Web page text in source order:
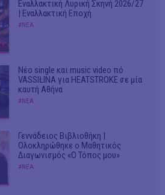
Εναλλακτική Λυρική Σκηνή 2026/27
| Εναλλακτική Εποχή
#ΝΕΑ
Νέο single και music video πό
VASSIŁINA για HEATSTROKE σε μία
καυτή Αθήνα
#ΝΕΑ
Γεννάδειος Βιβλιοθήκη |
Ολοκληρώθηκε ο Μαθητικός
Διαγωνισμός «Ο Τόπος μου»
#ΝΕΑ